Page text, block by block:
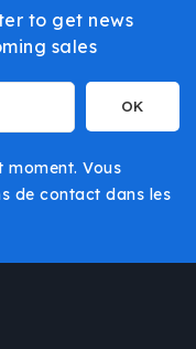
to get news
sales
moment. Vous
de contact dans les